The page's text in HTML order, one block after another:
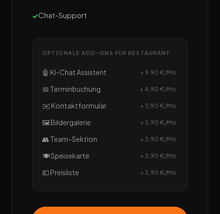
Chat-Support
OPTIONALE ADD-ONS FÜR RESTAURANT
🤖 KI-Chat Assistent + 9,90 €/Mo.
📅 Terminbuchung + 4,90 €/Mo.
✉️ Kontaktformular + 3,90 €/Mo.
🖼️ Bildergalerie + 3,90 €/Mo.
👥 Team-Sektion + 3,90 €/Mo.
🍽️ Speisekarte + 3,90 €/Mo.
💶 Preisliste + 3,90 €/Mo.